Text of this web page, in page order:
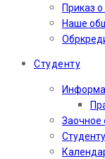
Приказ
Наше
Студенту
Заочное